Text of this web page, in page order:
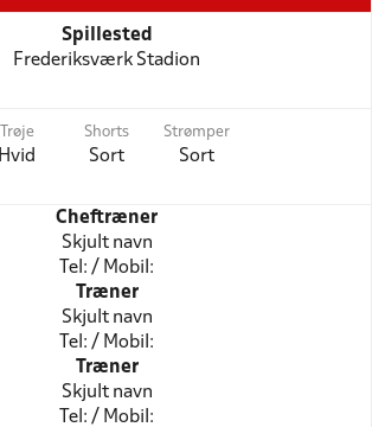
Spillested
Frederiksværk Stadion
Trøje
Hvid
Shorts
Sort
Strømper
Sort
Cheftræner
Skjult navn
Tel: / Mobil:
Træner
Skjult navn
Tel: / Mobil:
Træner
Skjult navn
Tel: / Mobil: